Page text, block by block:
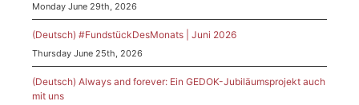
Monday June 29th, 2026
(Deutsch) #FundstückDesMonats | Juni 2026
Thursday June 25th, 2026
(Deutsch) Always and forever: Ein GEDOK-Jubiläumsprojekt auch
mit uns